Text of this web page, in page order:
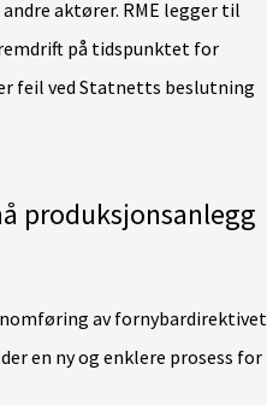
aktører. RME legger til
på tidspunktet for
feil ved Statnetts beslutning
produksjonsanlegg
av fornybardirektivet
en ny og enklere prosess for